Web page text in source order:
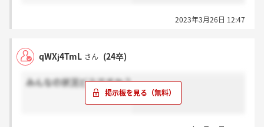
2023年3月26日 12:47
qWXj4TmL さん (24卒)
みんなの状況どうですか？